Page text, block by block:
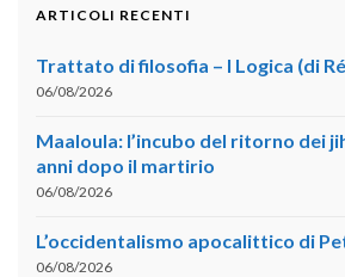
ARTICOLI RECENTI
Trattato di filosofia – I Logica (di
06/08/2026
Maaloula: l’incubo del ritorno dei
anni dopo il martirio
06/08/2026
L’occidentalismo apocalittico di
06/08/2026